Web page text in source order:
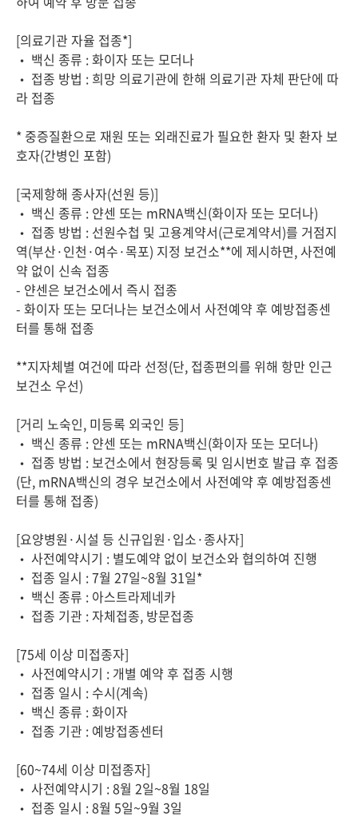
[의료기관 자율 접종*]
• 백신 종류 : 화이자 또는 모더나
• 접종 방법 : 희망 의료기관에 한해 의료기관 자체 판단에 따
라 접종
* 중증질환으로 재원 또는 외래진료가 필요한 환자 및 환자 보
호자(간병인 포함)
[국제항해 종사자(선원 등)]
• 백신 종류 : 얀센 또는 mRNA백신(화이자 또는 모더나)
• 접종 방법 : 선원수첩 및 고용계약서(근로계약서)를 거점지
역(부산·인천·여수·목포) 지정 보건소**에 제시하면, 사전예
약 없이 신속 접종
- 얀센은 보건소에서 즉시 접종
- 화이자 또는 모더나는 보건소에서 사전예약 후 예방접종센
터를 통해 접종
**지자체별 여건에 따라 선정(단, 접종편의를 위해 항만 인근
보건소 우선)
[거리 노숙인, 미등록 외국인 등]
• 백신 종류 : 얀센 또는 mRNA백신(화이자 또는 모더나)
• 접종 방법 : 보건소에서 현장등록 및 임시번호 발급 후 접종
(단, mRNA백신의 경우 보건소에서 사전예약 후 예방접종센
터를 통해 접종)
[요양병원·시설 등 신규입원·입소·종사자]
• 사전예약시기 : 별도예약 없이 보건소와 협의하여 진행
• 접종 일시 : 7월 27일~8월 31일*
• 백신 종류 : 아스트라제네카
• 접종 기관 : 자체접종, 방문접종
[75세 이상 미접종자]
• 사전예약시기 : 개별 예약 후 접종 시행
• 접종 일시 : 수시(계속)
• 백신 종류 : 화이자
• 접종 기관 : 예방접종센터
[60~74세 이상 미접종자]
• 사전예약시기 : 8월 2일~8월 18일
• 접종 일시 : 8월 5일~9월 3일